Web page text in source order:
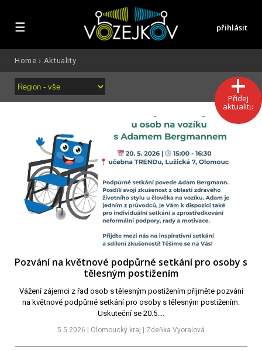
☰ přihlásit
Přidej
aktualitu
Home › Aktuality
Pozvání na květnové podpůrné setkání pro osoby s
tělesným postižením
Vážení zájemci z řad osob s tělesným postižením přijměte pozvání
na květnové podpůrné setkání pro osoby s tělesným postižením.
Uskuteční se 20.5....
5.5.2026 | Olomoucký kraj | Zdeňka Vyoralová